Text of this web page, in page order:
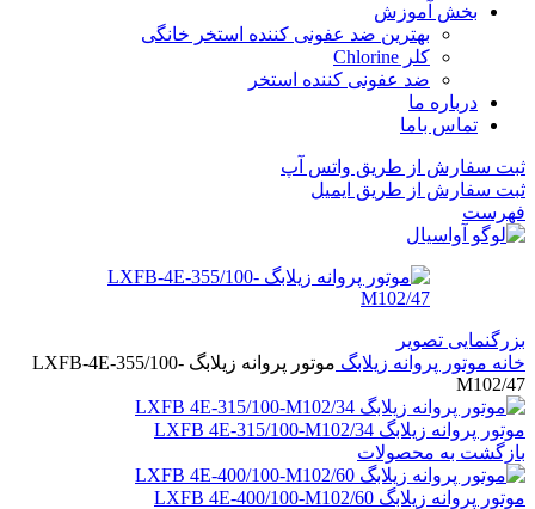
بخش آموزش
بهترین ضد عفونی کننده استخر خانگی
کلر Chlorine
ضد عفونی کننده استخر
درباره ما
تماس باما
ثبت سفارش از طریق واتس آپ
ثبت سفارش از طریق ایمیل
فهرست
بزرگنمایی تصویر
خانه موتور پروانه زیلابگ
موتور پروانه زیلابگ LXFB-4E-355/100-
M102/47
موتور پروانه زیلابگ LXFB 4E-315/100-M102/34
بازگشت به محصولات
موتور پروانه زیلابگ LXFB 4E-400/100-M102/60